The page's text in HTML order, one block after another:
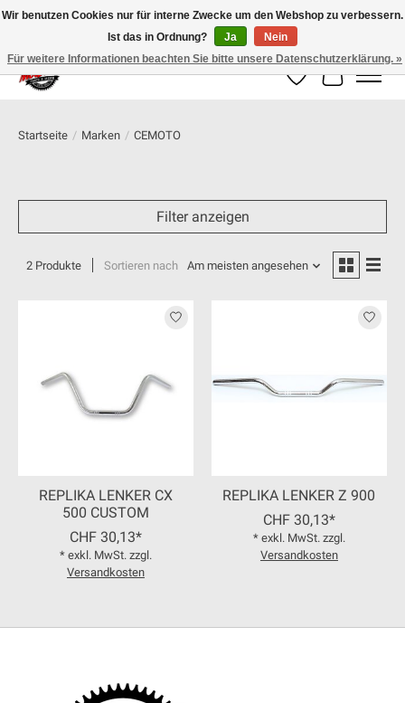
100% schweizer Onlineshop für Dein Motorrad
Wunschzettel
Ihr
Startseite / Marken / CEMOTO
Filter anzeigen
2 Produkte Sortieren nach Am meisten angesehen
REPLIKA LENKER CX
500 CUSTOM
CHF 30,13*
* exkl. MwSt. zzgl.
Versandkosten
REPLIKA LENKER Z 900
CHF 30,13*
* exkl. MwSt. zzgl.
Versandkosten
Wir benutzen Cookies nur für interne Zwecke um den Webshop zu verbessern.
Ist das in Ordnung?
Ja
Nein
Für weitere Informationen beachten Sie bitte unsere Datenschutzerklärung. »